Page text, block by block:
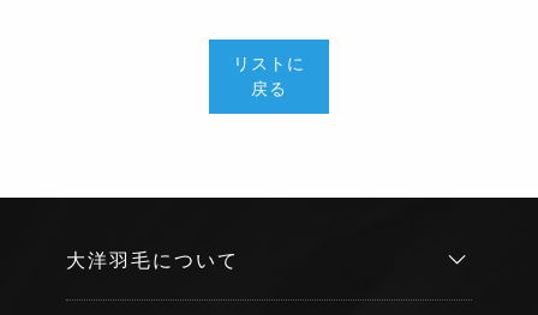
リストに
戻る
大洋羽毛について